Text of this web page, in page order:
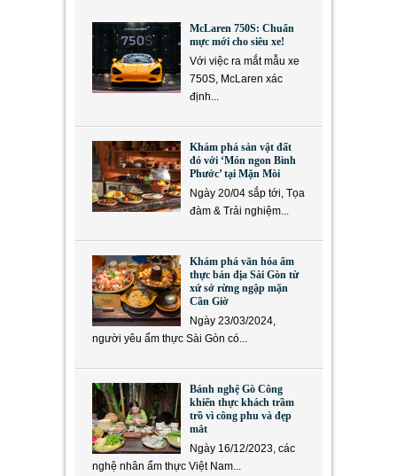
McLaren 750S: Chuẩn
mực mới cho siêu xe!
Với việc ra mắt mẫu xe
750S, McLaren xác
định...
Khám phá sản vật đất
đỏ với ‘Món ngon Bình
Phước’ tại Mặn Mòi
Ngày 20/04 sắp tới, Tọa
đàm & Trải nghiệm...
Khám phá văn hóa ẩm
thực bản địa Sài Gòn từ
xứ sở rừng ngập mặn
Cần Giờ
Ngày 23/03/2024,
người yêu ẩm thực Sài Gòn có...
Bánh nghệ Gò Công
khiến thực khách trầm
trồ vì công phu và đẹp
mắt
Ngày 16/12/2023, các
nghệ nhân ẩm thực Việt Nam...